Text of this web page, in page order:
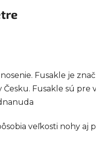
Fusakle je
Fusakle sú
veľkosti nohy aj